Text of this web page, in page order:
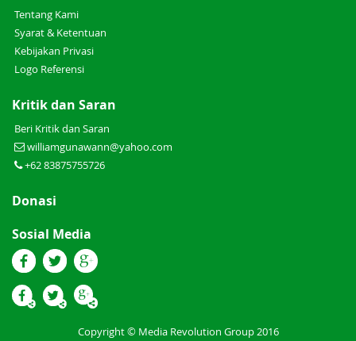
Tentang Kami
Syarat & Ketentuan
Kebijakan Privasi
Logo Referensi
Kritik dan Saran
Beri Kritik dan Saran
williamgunawann@yahoo.com
+62 83875755726
Donasi
Sosial Media
Copyright © Media Revolution Group 2016